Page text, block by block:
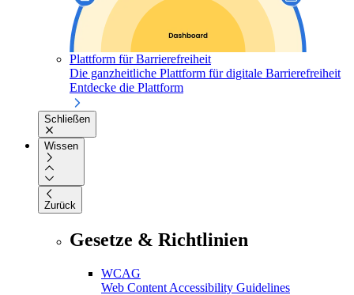
Plattform für Barrierefreiheit
Die ganzheitliche Plattform für digitale Barrierefreiheit
Entdecke die Plattform
Schließen
Wissen
Zurück
Gesetze & Richtlinien
WCAG
Web Content Accessibility Guidelines